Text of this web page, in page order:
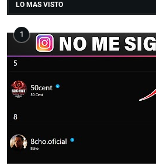
LO MAS VISTO